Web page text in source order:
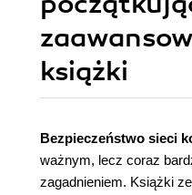
książki
Bezpieczeństwo sieci
ważnym, lecz coraz
zagadnieniem. Książki